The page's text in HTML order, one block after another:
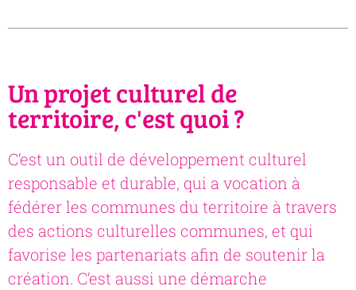
Un projet culturel de
territoire, c'est quoi ?
C’est un outil de développement culturel
responsable et durable, qui a vocation à
fédérer les communes du territoire à travers
des actions culturelles communes, et qui
favorise les partenariats afin de soutenir la
création. C’est aussi une démarche